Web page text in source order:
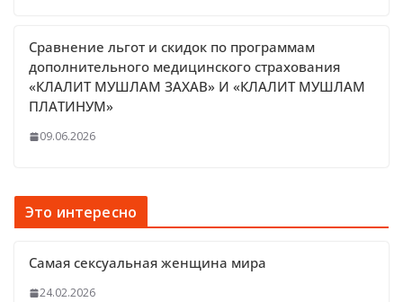
Сравнение льгот и скидок по программам
дополнительного медицинского страхования
«КЛАЛИТ МУШЛАМ ЗАХАВ» И «КЛАЛИТ МУШЛАМ
ПЛАТИНУМ»
09.06.2026
Это интересно
Самая сексуальная женщина мира
24.02.2026